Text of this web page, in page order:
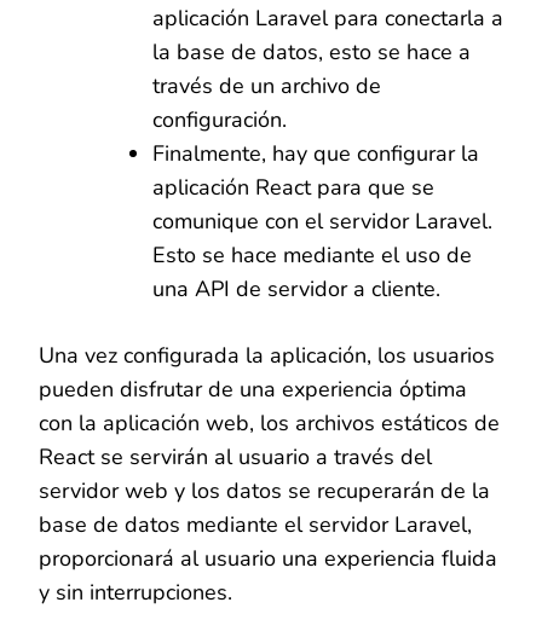
aplicación Laravel para conectarla a
la base de datos, esto se hace a
través de un archivo de
configuración.
Finalmente, hay que configurar la
aplicación React para que se
comunique con el servidor Laravel.
Esto se hace mediante el uso de
una API de servidor a cliente.
Una vez configurada la aplicación, los usuarios
pueden disfrutar de una experiencia óptima
con la aplicación web, los archivos estáticos de
React se servirán al usuario a través del
servidor web y los datos se recuperarán de la
base de datos mediante el servidor Laravel,
proporcionará al usuario una experiencia fluida
y sin interrupciones.